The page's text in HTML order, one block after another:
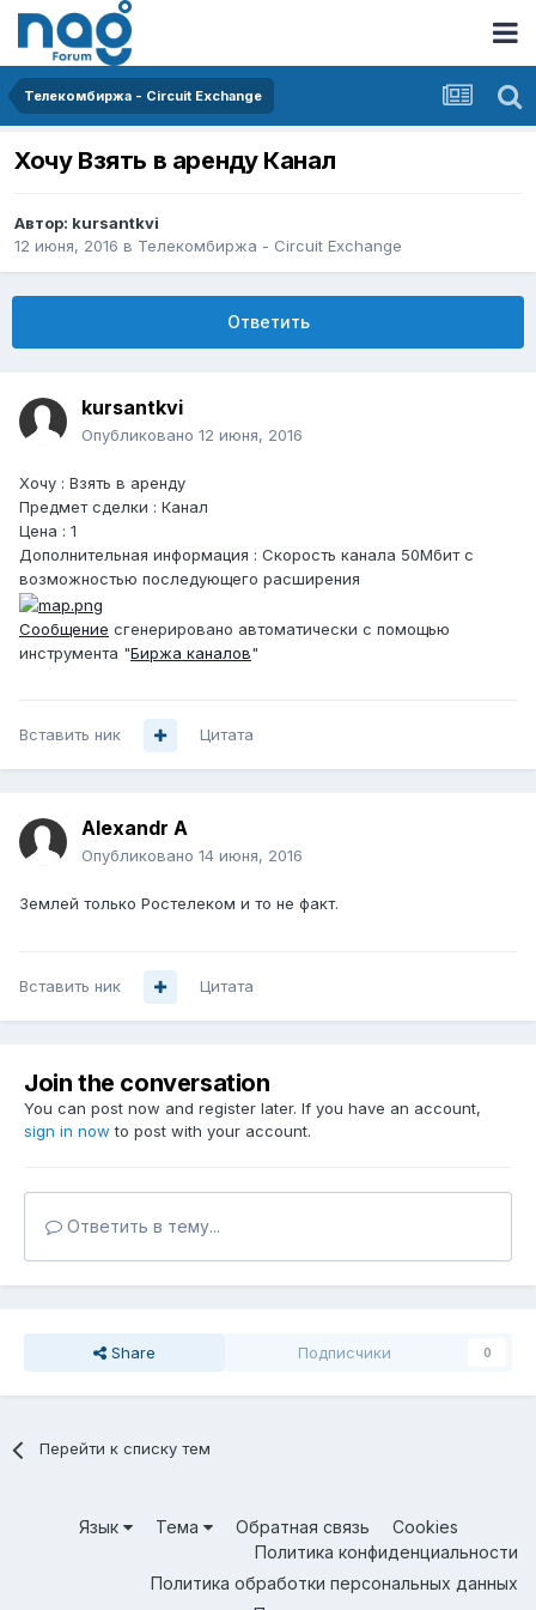
Телекомбиржа - Circuit Exchange
Хочу Взять в аренду Канал
Автор: kursantkvi
12 июня, 2016 в Телекомбиржа - Circuit Exchange
Ответить
kursantkvi
Опубликовано 12 июня, 2016
Хочу : Взять в аренду
Предмет сделки : Канал
Цена : 1
Дополнительная информация : Скорость канала 50Мбит с
возможностью последующего расширения
Сообщение сгенерировано автоматически с помощью
инструмента "Биржа каналов"
Вставить ник Цитата
Alexandr A
Опубликовано 14 июня, 2016
Землей только Ростелеком и то не факт.
Вставить ник Цитата
Join the conversation
You can post now and register later. If you have an account,
sign in now to post with your account.
Ответить в тему...
Share Подписчики 0
Перейти к списку тем
Язык Тема Обратная связь
Cookies
Политика конфиденциальности
Политика обработки персональных данных